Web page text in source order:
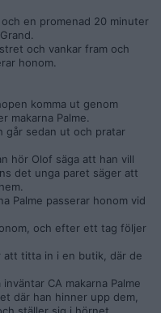
en promenad 20 minuter
och vankar fram och
honom.
komma ut genom
makarna Palme.
går sedan ut och pratar
hör Olof säga att han vill
det unga paret säger att
Palme passerar honom vid
och efter ett tag följer
att titta in i en butik, där de
CA makarna Palme
där han hinner upp dem,